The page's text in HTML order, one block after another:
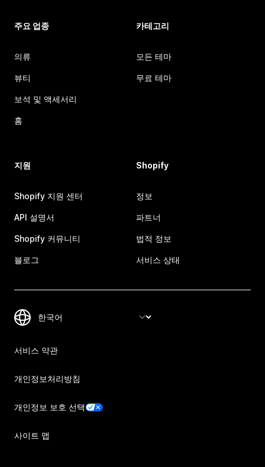
주요 업종
의류
뷰티
보석 및 액세서리
홈
카테고리
모든 테마
무료 테마
지원
Shopify 지원 센터
API 설명서
Shopify 커뮤니티
블로그
Shopify
정보
파트너
법적 정보
서비스 상태
서비스 약관
개인정보처리방침
개인정보 보호 선택
사이트 맵